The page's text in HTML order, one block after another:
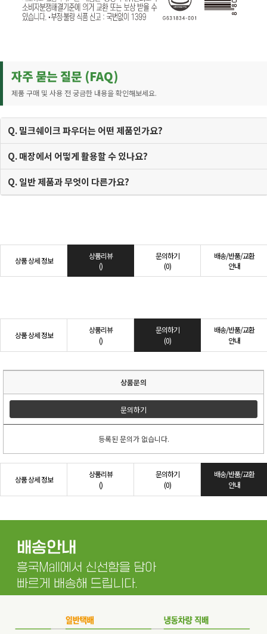
자주 묻는 질문 (FAQ)
제품 구매 및 사용 전 궁금한 내용을 확인해보세요.
Q. 밀크쉐이크 파우더는 어떤 제품인가요?
Q. 매장에서 어떻게 활용할 수 있나요?
Q. 일반 제품과 무엇이 다른가요?
상품 상세 정보
상품리뷰
()
문의하기
(0)
배송/반품/교환
안내
상품 상세 정보
상품리뷰
()
문의하기
(0)
배송/반품/교환
안내
상품문의
문의하기
등록된 문의가 없습니다.
상품 상세 정보
상품리뷰
()
문의하기
(0)
배송/반품/교환
안내